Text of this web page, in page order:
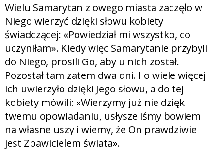
Wielu Samarytan z owego miasta zaczęło w
Niego wierzyć dzięki słowu kobiety
świadczącej: «Powiedział mi wszystko, co
uczyniłam». Kiedy więc Samarytanie przybyli
do Niego, prosili Go, aby u nich został.
Pozostał tam zatem dwa dni. I o wiele więcej
ich uwierzyło dzięki Jego słowu, a do tej
kobiety mówili: «Wierzymy już nie dzięki
twemu opowiadaniu, usłyszeliśmy bowiem
na własne uszy i wiemy, że On prawdziwie
jest Zbawicielem świata».